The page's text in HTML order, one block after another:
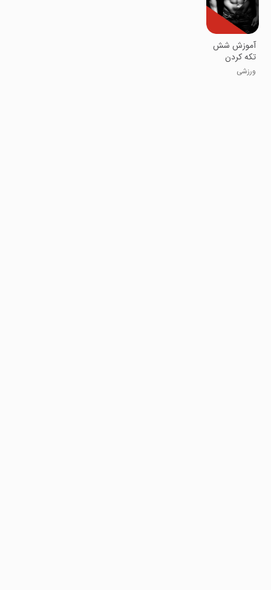
آموزش شش
تکه کردن
روز
ورزشی